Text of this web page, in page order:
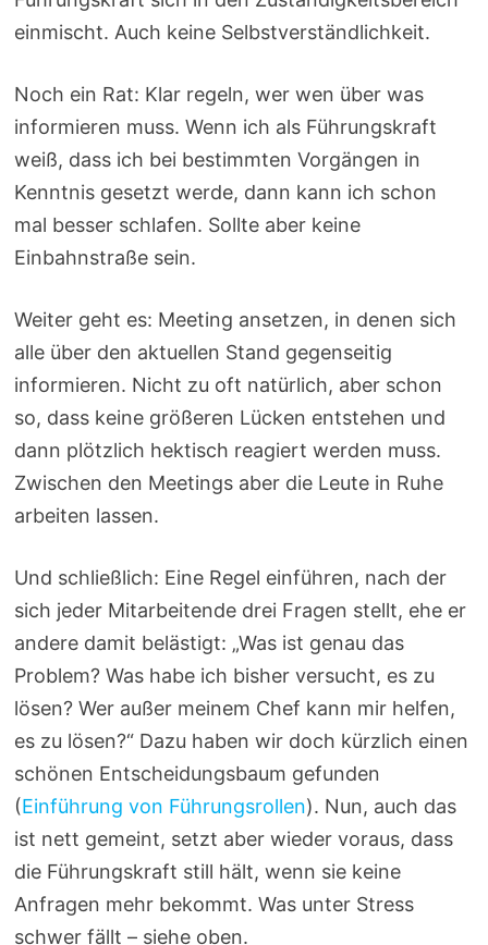
einmischt. Auch keine Selbstverständlichkeit.
Noch ein Rat: Klar regeln, wer wen über was
informieren muss. Wenn ich als Führungskraft
weiß, dass ich bei bestimmten Vorgängen in
Kenntnis gesetzt werde, dann kann ich schon
mal besser schlafen. Sollte aber keine
Einbahnstraße sein.
Weiter geht es: Meeting ansetzen, in denen sich
alle über den aktuellen Stand gegenseitig
informieren. Nicht zu oft natürlich, aber schon
so, dass keine größeren Lücken entstehen und
dann plötzlich hektisch reagiert werden muss.
Zwischen den Meetings aber die Leute in Ruhe
arbeiten lassen.
Und schließlich: Eine Regel einführen, nach der
sich jeder Mitarbeitende drei Fragen stellt, ehe er
andere damit belästigt: „Was ist genau das
Problem? Was habe ich bisher versucht, es zu
lösen? Wer außer meinem Chef kann mir helfen,
es zu lösen?“ Dazu haben wir doch kürzlich einen
schönen Entscheidungsbaum gefunden
(Einführung von Führungsrollen). Nun, auch das
ist nett gemeint, setzt aber wieder voraus, dass
die Führungskraft still hält, wenn sie keine
Anfragen mehr bekommt. Was unter Stress
schwer fällt – siehe oben.